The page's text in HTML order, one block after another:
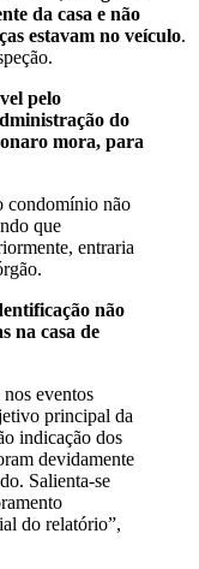
da casa e não
estavam no veículo.
pelo
do
mora, para
condomínio não
que
entraria
não
na casa de
eventos
principal da
indicação dos
devidamente
Salienta-se
do relatório”,